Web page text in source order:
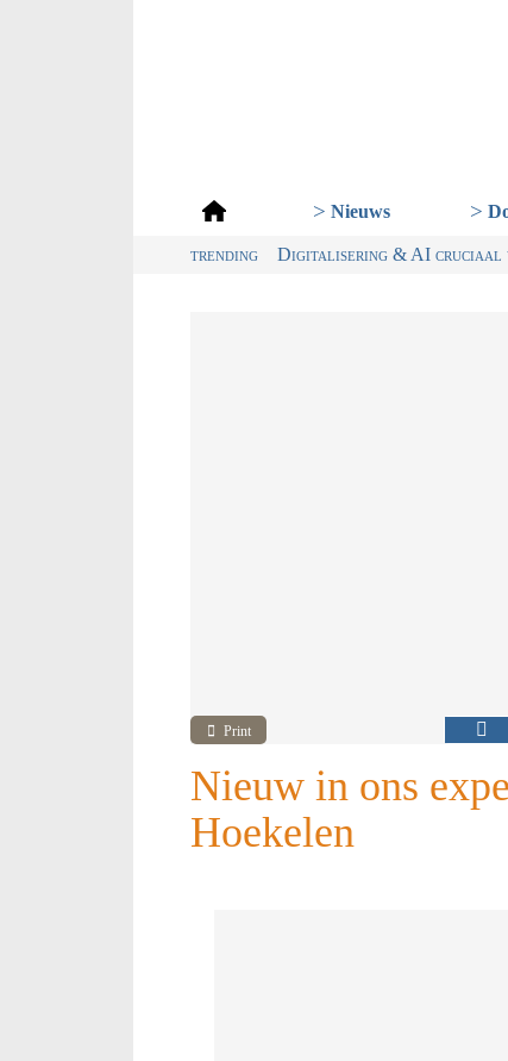
Nieuws
trending Digitalisering & AI cruciaal
Print
Nieuw in ons
Hoekelen